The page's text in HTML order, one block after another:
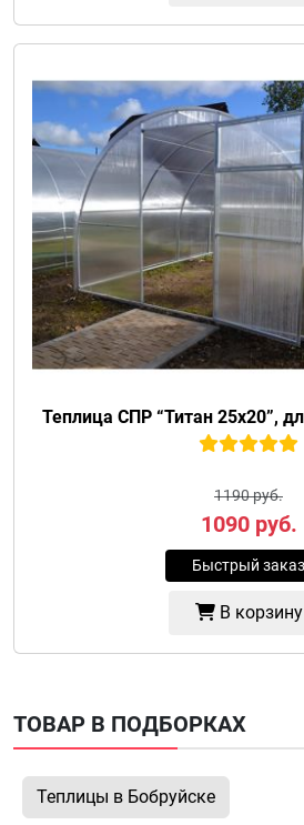
Теплица СПР “Титан 25х20”,
1190 руб.
1090руб.
Быстрый заказ
В корзину
ТОВАР В ПОДБОРКАХ
Теплицы в Бобруйске